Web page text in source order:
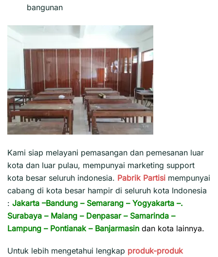
bangunan
Kami siap melayani pemasangan dan pemesanan luar
kota dan luar pulau, mempunyai marketing support
kota besar seluruh indonesia. Pabrik Partisi mempunyai
cabang di kota besar hampir di seluruh kota Indonesia
: Jakarta –Bandung – Semarang – Yogyakarta –.
Surabaya – Malang – Denpasar– Samarinda –
Lampung – Pontianak – Banjarmasin dan kota lainnya.
Untuk lebih mengetahui lengkap produk-produk